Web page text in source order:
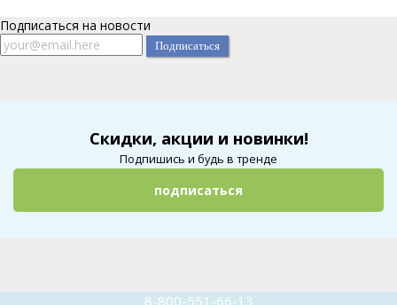
Подписаться на новости
Скидки, акции и новинки!
Подпишись и будь в тренде
подписаться
8-800-551-66-13